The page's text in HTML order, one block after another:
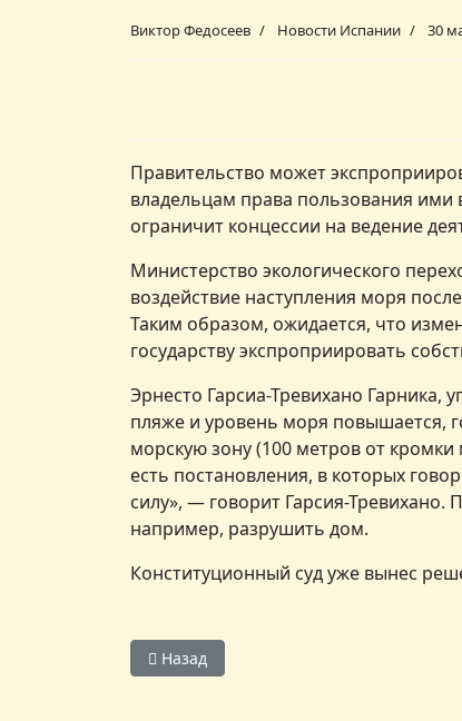
Виктор Федосеев Новости Испании 30
Правительство может
владельцам права пользования ими
ограничит концессии на ведение
Министерство экологического
воздействие наступления моря
Таким образом, ожидается, что
государству экспроприировать
Эрнесто Гарсиа-Тревихано Гарника,
пляже и уровень моря повышается,
морскую зону (100 метров от
есть постановления, в которых
силу», — говорит Гарсия-Тревихано.
например, разрушить дом.
Конституционный суд уже вынес
Предыдущий: Испания прекращает
Назад